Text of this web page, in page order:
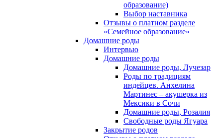
образование)
Выбор наставника
Отзывы о платном разделе
«Семейное образование»
Домашние роды
Интервью
Домашние роды
Домашние роды, Лучезар
Роды по традициям
индейцев. Анхелина
Мартинес – акушерка из
Мексики в Сочи
Домашние роды, Розалия
Свободные роды Ягуара
Закрытие родов